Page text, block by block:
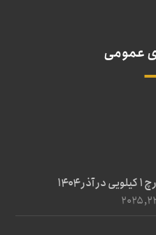
عمومی